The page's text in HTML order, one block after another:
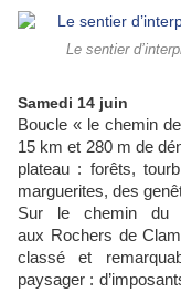
Le sentier
Samedi 14 juin
Boucle « le chemin
15 km et 280 m de
plateau : forêts,
marguerites, des
Sur le chemin du
aux Rochers de
classé et
paysager :